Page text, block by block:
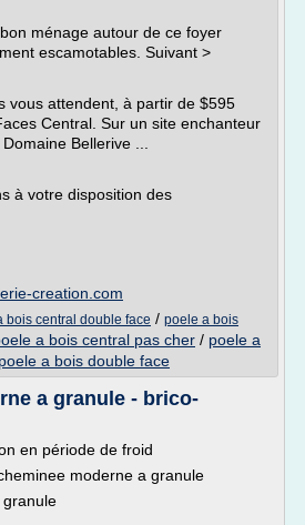
ménage autour de ce foyer
escamotables. Suivant >
vous attendent, à partir de $595
Central. Sur un site enchanteur
Bellerive ...
à votre disposition des
creation.com
bois central double face / poele a bois
a bois central pas cher / poele a
poele a bois double face
a granule - brico-
en période de froid
moderne a granule